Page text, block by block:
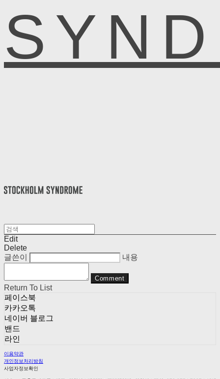
Edit
Delete
글쓴이
내용
Comment
Return To List
페이스북
카카오톡
네이버 블로그
밴드
라인
이용약관
개인정보처리방침
사업자정보확인